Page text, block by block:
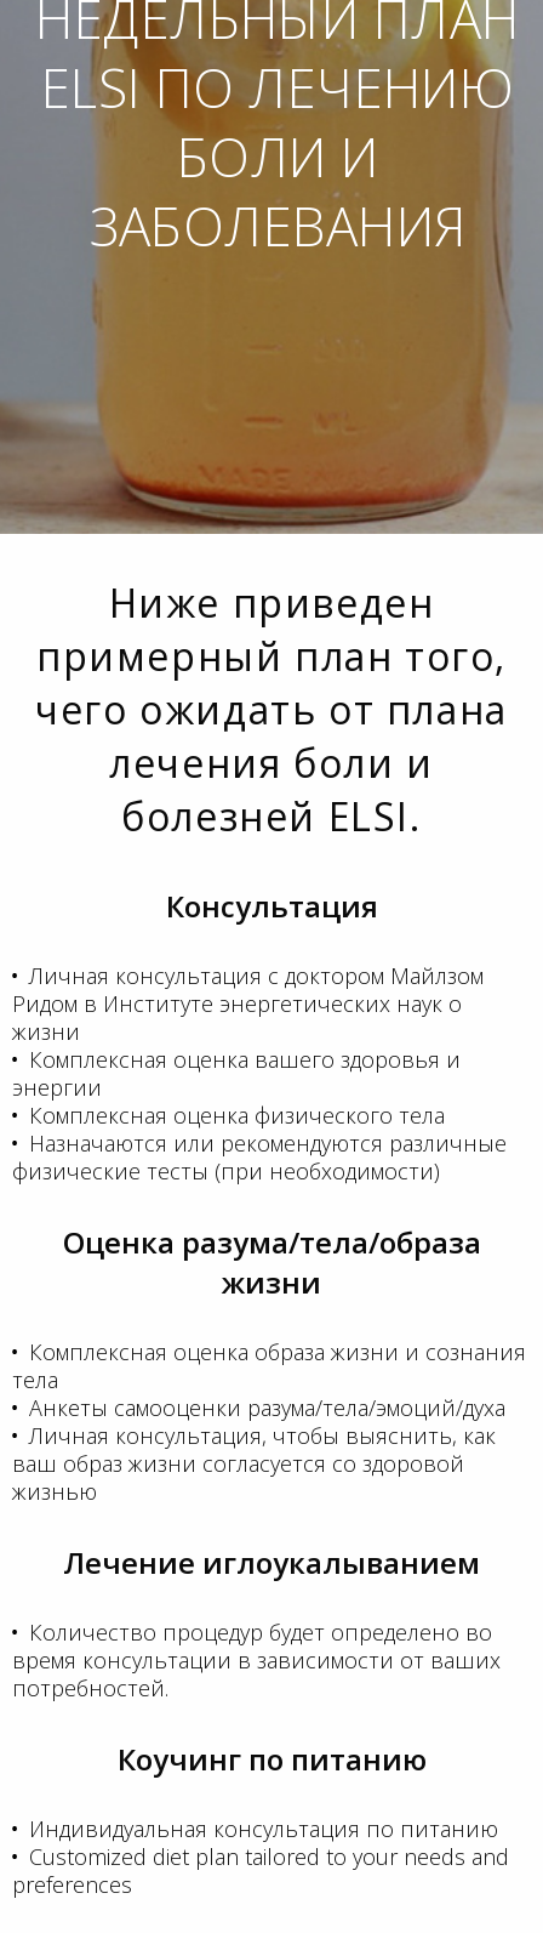
НЕДЕЛЬНЫЙ ПЛАН
ELSI ПО ЛЕЧЕНИЮ
БОЛИ И
ЗАБОЛЕВАНИЯ
Ниже приведен
примерный план того,
чего ожидать от плана
лечения боли и
болезней ELSI.
Консультация
Личная консультация с доктором Майлзом
Ридом в Институте энергетических наук о
жизни
Комплексная оценка вашего здоровья и
энергии
Комплексная оценка физического тела
Назначаются или рекомендуются различные
физические тесты (при необходимости)
Оценка разума/тела/образа
жизни
Комплексная оценка образа жизни и сознания
тела
Анкеты самооценки разума/тела/эмоций/духа
Личная консультация, чтобы выяснить, как
ваш образ жизни согласуется со здоровой
жизнью
Лечение иглоукалыванием
Количество процедур будет определено во
время консультации в зависимости от ваших
потребностей.
Коучинг по питанию
Индивидуальная консультация по питанию
Customized diet plan tailored to your needs and
preferences